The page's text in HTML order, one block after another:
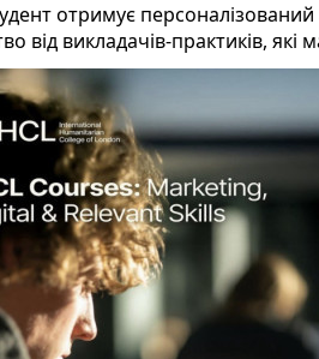
отримує
від викладачів-практиків, які